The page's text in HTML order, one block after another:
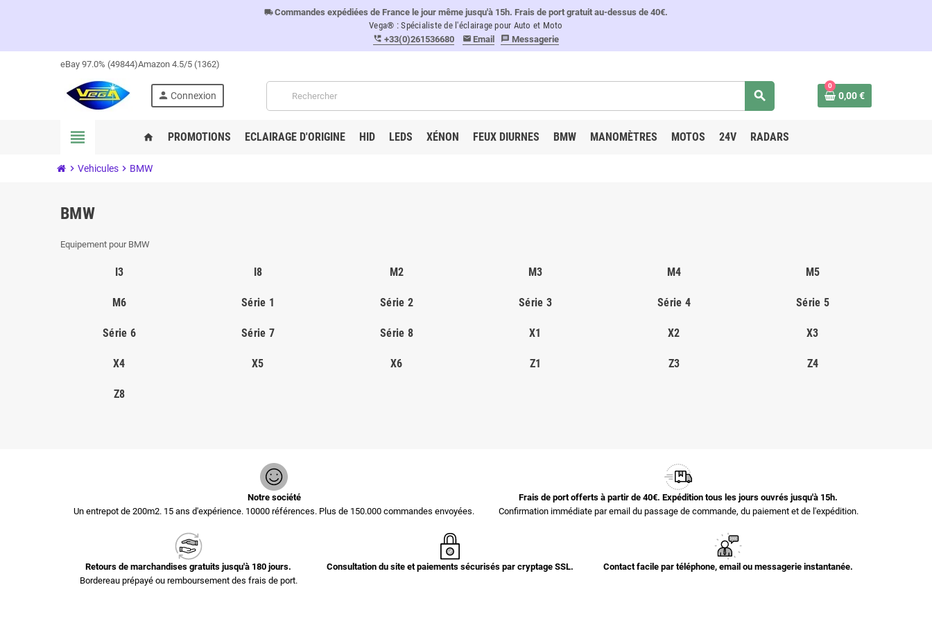
local_shippingCommandes expédiées de France le jour même jusqu'à 15h. Frais de port gratuit au-dessus de 40€.
Vega® : Spécialiste de l'éclairage pour Auto et Moto
perm_phone_msg +33(0)261536680 email Email message Messagerie
eBay 97.0% (49844)Amazon 4.5/5 (1362)
person Connexion search
0
0,00 €
view_headline home PROMOTIONS ECLAIRAGE D'ORIGINE HID LEDS XÉNON FEUX DIURNES BMW MANOMÈTRES MOTOS 24V RADARS
chevron_right Vehicules chevron_right BMW
BMW
Equipement pour BMW
I3 I8 M2 M3 M4 M5
M6 Série 1 Série 2 Série 3 Série 4 Série 5
Série 6 Série 7 Série 8 X1 X2 X3
X4 X5 X6 Z1 Z3 Z4
Z8
Notre société
Un entrepot de 200m2. 15 ans d'expérience. 10000 références. Plus de 150.000 commandes envoyées.
Frais de port offerts à partir de 40€. Expédition tous les jours ouvrés jusqu'à 15h.
Confirmation immédiate par email du passage de commande, du paiement et de l'expédition.
Retours de marchandises gratuits jusqu'à 180 jours.
Bordereau prépayé ou remboursement des frais de port.
Consultation du site et paiements sécurisés par cryptage SSL. Contact facile par téléphone, email ou messagerie instantanée.